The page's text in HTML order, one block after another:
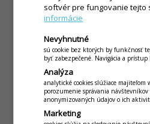
aj
softvér pre fungovanie tejto
informácie
Nevyhnutné
sú cookie bez ktorých by funkčnosť
byť zabezpečené. Navigácia a
Analýza
analytické cookies slúžiace majiteľom
porozumenie správania
anonymizovaných údajov o ich
Marketing